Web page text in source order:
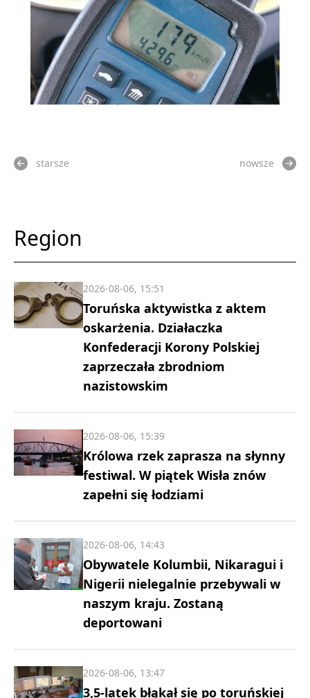
starsze nowsze
Region
Toruńska aktywistka z aktem
oskarżenia. Działaczka
Konfederacji Korony Polskiej
zaprzeczała zbrodniom
nazistowskim
2026-08-06, 15:51
Królowa rzek zaprasza na słynny
festiwal. W piątek Wisła znów
zapełni się łodziami
2026-08-06, 15:39
Obywatele Kolumbii, Nikaragui i
Nigerii nielegalnie przebywali w
naszym kraju. Zostaną
deportowani
2026-08-06, 14:43
3,5-latek błąkał się po toruńskiej
2026-08-06, 13:47